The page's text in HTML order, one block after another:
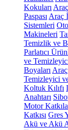
Kokuları
Paspası Araç
Sistemleri
Makineleri
Temizlik ve
Parlatıcı
ve
Boyaları
Temizleyici
Koltuk Kılıfı
Anahtarı
Motor
Katkısı Gres
Akü ve Akü